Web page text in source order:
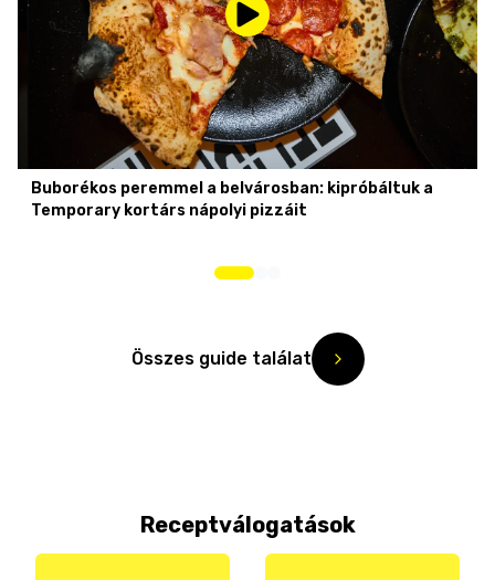
Buborékos peremmel a belvárosban: kipróbáltuk a
Temporary kortárs nápolyi pizzáit
Összes guide találat
Receptválogatások